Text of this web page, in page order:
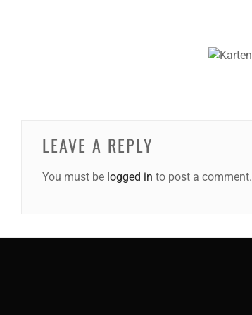
LEAVE A REPLY
You must be logged in to post a comment.